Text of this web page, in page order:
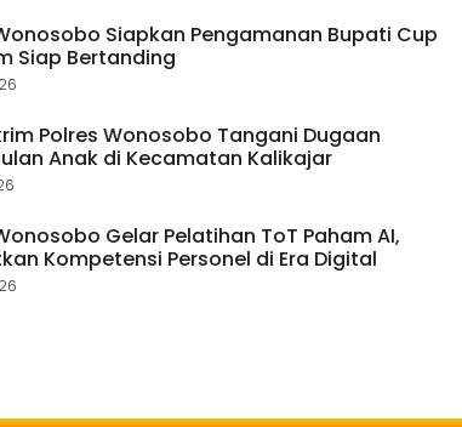
Siapkan Pengamanan Bupati Cup
Siap Bertanding
Polres Wonosobo Tangani Dugaan
Anak di Kecamatan Kalikajar
Gelar Pelatihan ToT Paham AI,
Kompetensi Personel di Era Digital